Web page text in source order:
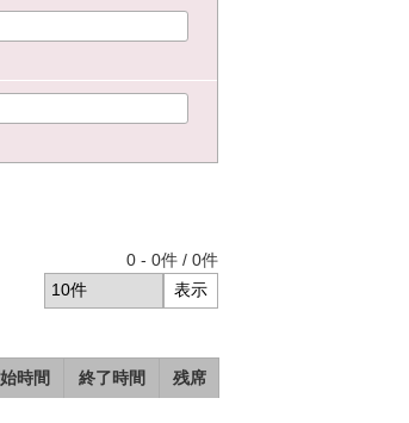
0 - 0件 / 0件
時間 終了時間 残席